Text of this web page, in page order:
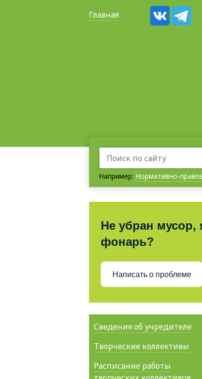
Главная
Например: Нормативно-
Не убран мусор,
фонарь?
Написать о проблеме
Сведения об учредителе
Творческие коллективы
Расписание работы